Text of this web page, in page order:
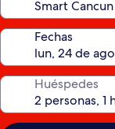
Fechas
Huéspedes